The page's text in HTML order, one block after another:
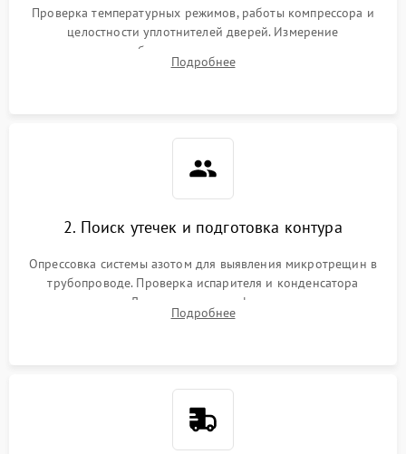
Проверка температурных режимов, работы компрессора и
целостности уплотнителей дверей. Измерение
сопротивления обмоток мотора, проверка термостата и
считывание кодов ошибок с электронного дисплея.
Подробнее
2. Поиск утечек и подготовка контура
Опрессовка системы азотом для выявления микротрещин в
трубопроводе. Проверка испарителя и конденсатора
течеискателем. Демонтаж старого фильтра-осушителя и
продувка капиллярной трубки для устранения засоров.
Подробнее